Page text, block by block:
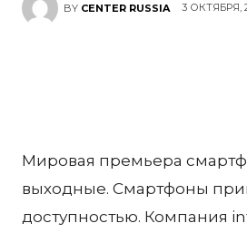
BY CENTER RUSSIA 3 ОКТЯБРЯ,
Мировая премьера
выходные. Смартфоны
доступностью. Компания